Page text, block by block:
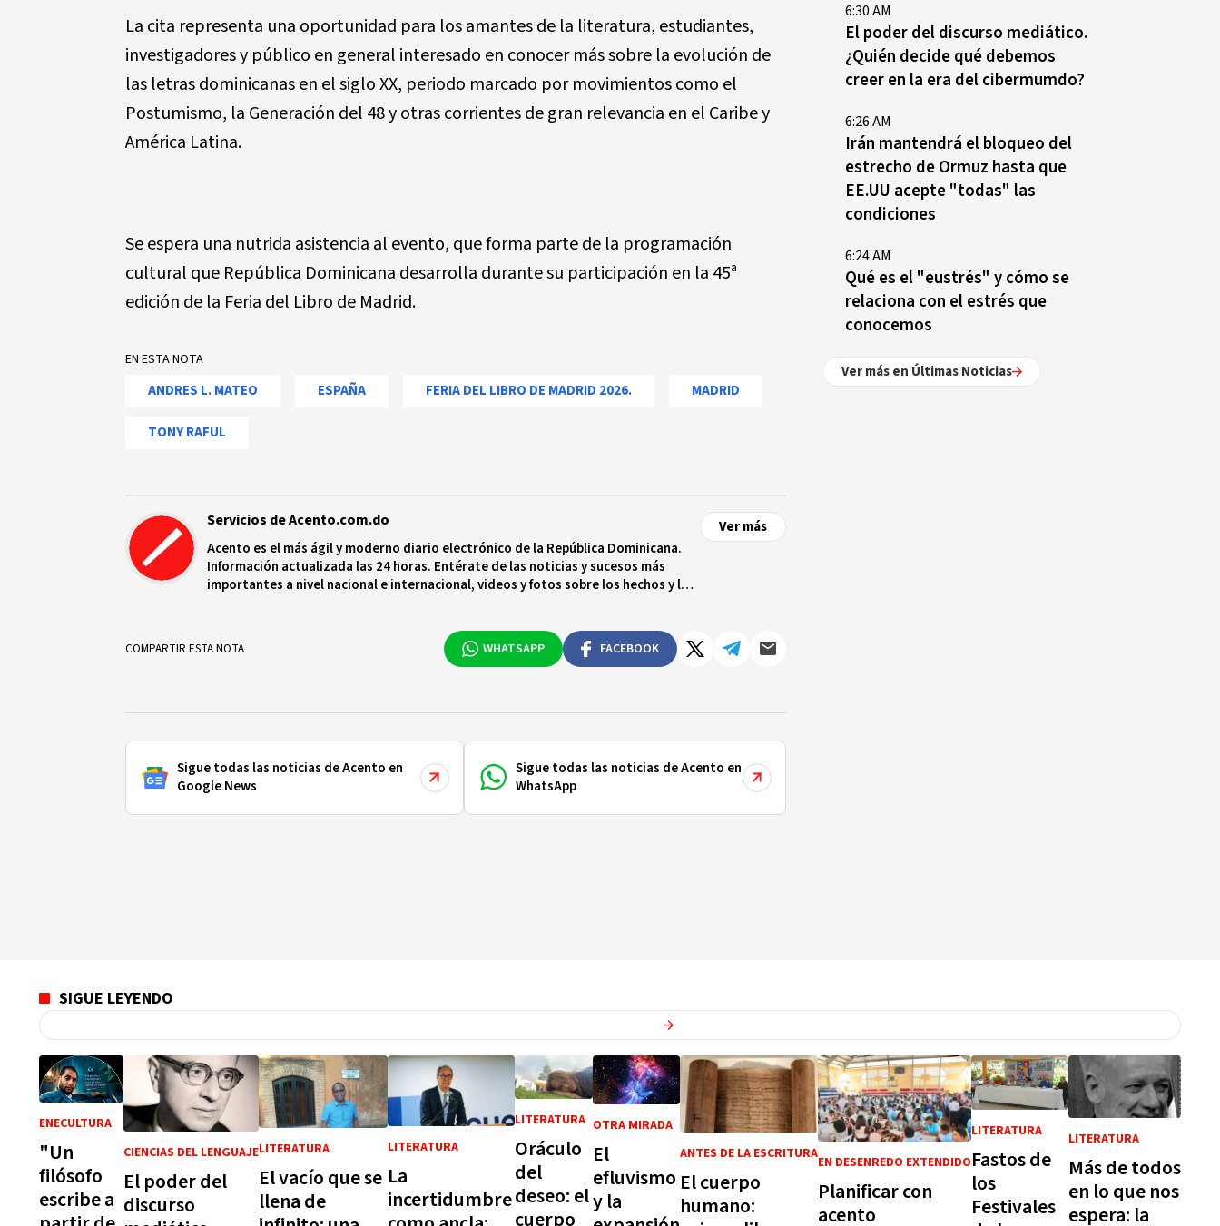
La cita representa una oportunidad para los amantes de la literatura, estudiantes,
investigadores y público en general interesado en conocer más sobre la evolución de
las letras dominicanas en el siglo XX, periodo marcado por movimientos como el
Postumismo, la Generación del 48 y otras corrientes de gran relevancia en el Caribe y
América Latina.
Se espera una nutrida asistencia al evento, que forma parte de la programación
cultural que República Dominicana desarrolla durante su participación en la 45ª
edición de la Feria del Libro de Madrid.
EN ESTA NOTA
ANDRES L. MATEO ESPAÑA FERIA DEL LIBRO DE MADRID 2026. MADRID
TONY RAFUL
Servicios de Acento.com.do
Acento es el más ágil y moderno diario electrónico de la República Dominicana.
Información actualizada las 24 horas. Entérate de las noticias y sucesos más
importantes a nivel nacional e internacional, videos y fotos sobre los hechos y los
Ver más
COMPARTIR ESTA NOTA WHATSAPP FACEBOOK
Sigue todas las noticias de Acento en
Google News
Sigue todas las noticias de Acento en
WhatsApp
6:30 AM
El poder del discurso mediático.
¿Quién decide qué debemos
creer en la era del cibermumdo?
6:26 AM
Irán mantendrá el bloqueo del
estrecho de Ormuz hasta que
EE.UU acepte "todas" las
condiciones
6:24 AM
Qué es el "eustrés" y cómo se
relaciona con el estrés que
conocemos
Ver más en Últimas Noticias
SIGUE LEYENDO
Cultura
ENECULTURA
"Un
filósofo
escribe a
CIENCIAS DEL LENGUAJE
El poder del
discurso
LITERATURA
El vacío que se
llena de
LITERATURA
La
incertidumbre
LITERATURA
Oráculo
del
deseo: el
cuerpo
OTRA MIRADA
El
efluvismo
y la
ANTES DE LA ESCRITURA
El cuerpo
humano:
EN DESENREDO EXTENDIDO
Planificar con
acento
LITERATURA
Fastos de
los
Festivales
LITERATURA
Más de todos
en lo que nos
espera: la